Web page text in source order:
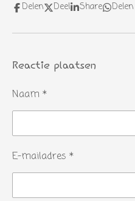
Delen Deel Share Delen
Reactie plaatsen
Naam *
E-mailadres *